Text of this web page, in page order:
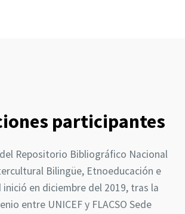
participantes
Repositorio Bibliográfico Nacional
Bilingüe, Etnoeducación e
inició en diciembre del 2019, tras la
entre UNICEF y FLACSO Sede